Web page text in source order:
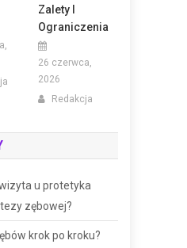
Zalety I
Ograniczenia
26 czerwca,
2026
Redakcja
u protetyka
zębowej?
krok po kroku?